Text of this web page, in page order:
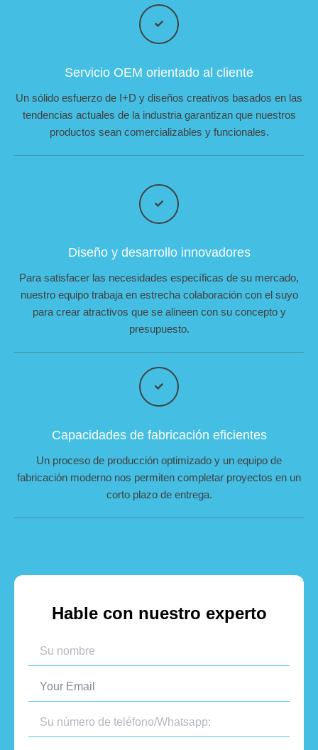
Servicio OEM orientado al cliente
Un sólido esfuerzo de I+D y diseños creativos basados en las
tendencias actuales de la industria garantizan que nuestros
productos sean comercializables y funcionales.
Diseño y desarrollo innovadores
Para satisfacer las necesidades específicas de su mercado,
nuestro equipo trabaja en estrecha colaboración con el suyo
para crear atractivos que se alineen con su concepto y
presupuesto.
Capacidades de fabricación eficientes
Un proceso de producción optimizado y un equipo de
fabricación moderno nos permiten completar proyectos en un
corto plazo de entrega.
Hable con nuestro experto